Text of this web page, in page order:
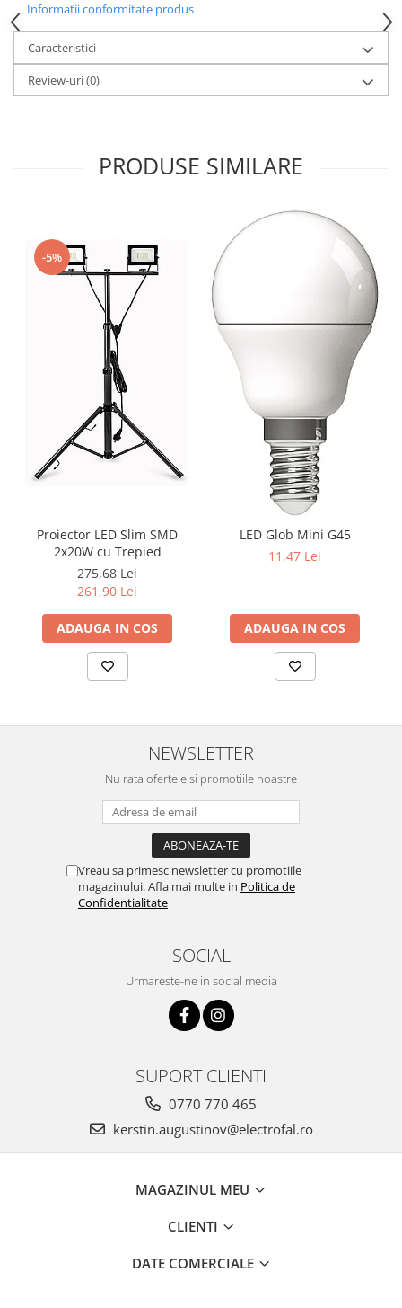
Informatii conformitate produs
Caracteristici
Review-uri(0)
PRODUSE SIMILARE
-5%
Proiector LED Slim SMD
2x20W cu Trepied
275,68 Lei
261,90 Lei
ADAUGA IN COS
LED Glob Mini G45
11,47 Lei
ADAUGA IN COS
NEWSLETTER
Nu rata ofertele si promotiile noastre
Vreau sa primesc newsletter cu promotiile
magazinului. Afla mai multe in Politica de
Confidentialitate
SOCIAL
Urmareste-ne in social media
SUPORT CLIENTI
0770 770 465
kerstin.augustinov@electrofal.ro
MAGAZINUL MEU
CLIENTI
DATE COMERCIALE